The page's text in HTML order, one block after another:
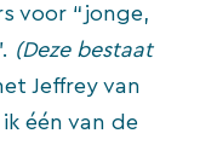
voor “jonge,
(Deze bestaat
Jeffrey van
één van de